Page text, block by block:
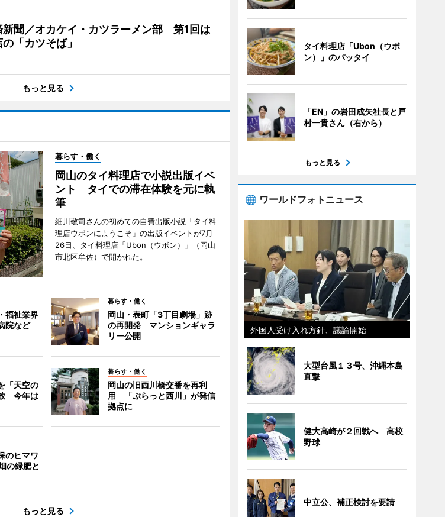
新聞／オカケイ・カツラーメン部 第1回は
「カツそば」
もっと見る
暮らす・働く
岡山のタイ料理店で小説出版イベ
ント タイでの滞在体験を元に執
筆
細川敬司さんの初めての自費出版小説「タイ料
理店ウボンにようこそ」の出版イベントが7月
26日、タイ料理店「Ubon（ウボン）」（岡山
市北区牟佐）で開かれた。
福祉業界
院など
暮らす・働く
岡山・表町「3丁目劇場」跡
の再開発 マンションギャラ
リー公開
「天空の
今年は
暮らす・働く
岡山の旧西川橋交番を再利
用 「ぷらっと西川」が発信
拠点に
のヒマワ
の緑肥と
もっと見る
タイ料理店「Ubon（ウボ
ン）」のパッタイ
「EN」の岩田成矢社長と戸
村一貴さん（右から）
もっと見る
ワールドフォトニュース
外国人受け入れ方針、議論開始
大型台風１３号、沖縄本島
直撃
健大高崎が２回戦へ 高校
野球
中立公、補正検討を要請